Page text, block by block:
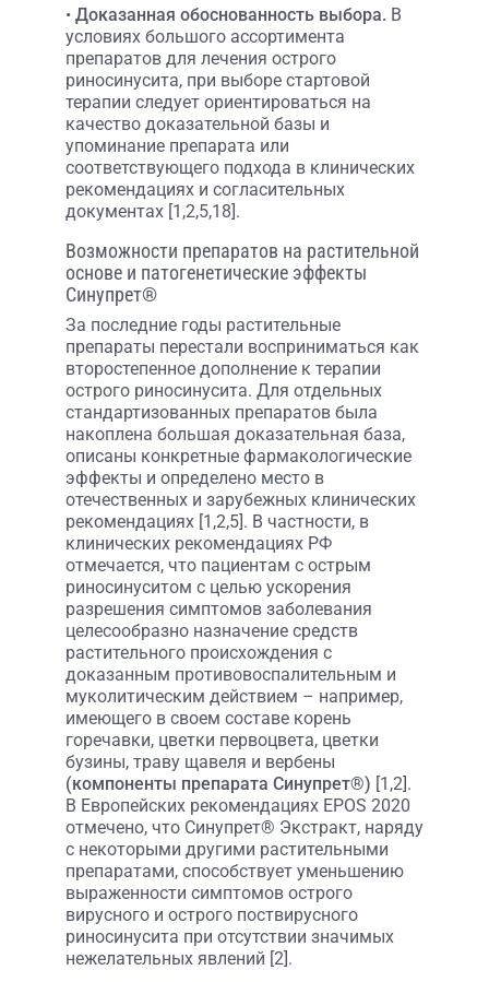
• Доказанная обоснованность выбора. В
условиях большого ассортимента
препаратов для лечения острого
риносинусита, при выборе стартовой
терапии следует ориентироваться на
качество доказательной базы и
упоминание препарата или
соответствующего подхода в клинических
рекомендациях и согласительных
документах [1,2,5,18].
Возможности препаратов на растительной
основе и патогенетические эффекты
Синупрет®
За последние годы растительные
препараты перестали восприниматься как
второстепенное дополнение к терапии
острого риносинусита. Для отдельных
стандартизованных препаратов была
накоплена большая доказательная база,
описаны конкретные фармакологические
эффекты и определено место в
отечественных и зарубежных клинических
рекомендациях [1,2,5]. В частности, в
клинических рекомендациях РФ
отмечается, что пациентам с острым
риносинуситом с целью ускорения
разрешения симптомов заболевания
целесообразно назначение средств
растительного происхождения с
доказанным противовоспалительным и
муколитическим действием – например,
имеющего в своем составе корень
горечавки, цветки первоцвета, цветки
бузины, траву щавеля и вербены
(компоненты препарата Синупрет®) [1,2].
В Европейских рекомендациях EPOS 2020
отмечено, что Синупрет® Экстракт, наряду
с некоторыми другими растительными
препаратами, способствует уменьшению
выраженности симптомов острого
вирусного и острого поствирусного
риносинусита при отсутствии значимых
нежелательных явлений [2].